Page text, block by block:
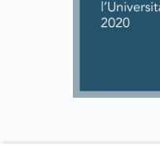
Skip back to main navigation
Footer info sidebar